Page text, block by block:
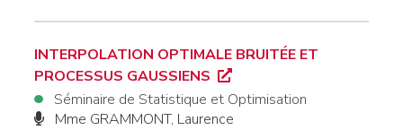
INTERPOLATION OPTIMALE BRUITÉE ET
PROCESSUS GAUSSIENS
Séminaire de Statistique et Optimisation
Mme GRAMMONT, Laurence